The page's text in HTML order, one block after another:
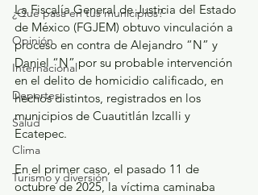
¿Qué pasa en tus municipios?
Opinión
Internacional
Deportes
Salud
Clima
Turismo y diversión
La Fiscalía General de Justicia del Estado
de México (FGJEM) obtuvo vinculación a
proceso en contra de Alejandro “N” y
Daniel “N” por su probable intervención
en el delito de homicidio calificado, en
hechos distintos, registrados en los
municipios de Cuautitlán Izcalli y
Ecatepec.
En el primer caso, el pasado 11 de
octubre de 2025, la víctima caminaba